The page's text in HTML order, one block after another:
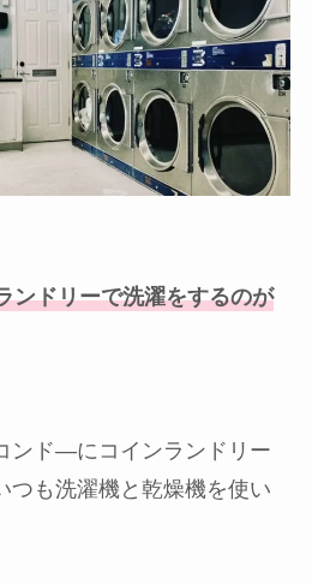
ンドリーで洗濯をするのが
ンド―にコインランドリー
つも洗濯機と乾燥機を使い